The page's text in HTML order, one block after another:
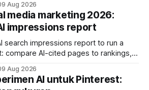
Aug 2026
media marketing 2026:
impressions report
search impressions report to run a
compare AI-cited pages to rankings,
Aug 2026
AI untuk Pinterest: